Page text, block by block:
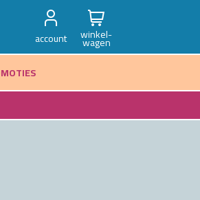
account winkel-
wagen